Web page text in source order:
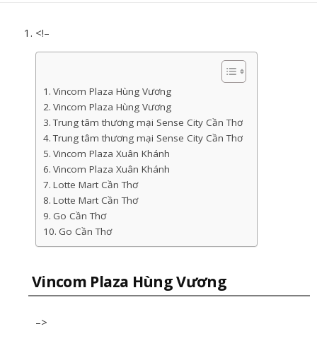
<!–
Vincom Plaza Hùng Vương
Vincom Plaza Hùng Vương
Trung tâm thương mại Sense City Cần Thơ
Trung tâm thương mại Sense City Cần Thơ
Vincom Plaza Xuân Khánh
Vincom Plaza Xuân Khánh
Lotte Mart Cần Thơ
Lotte Mart Cần Thơ
Go Cần Thơ
Go Cần Thơ
Vincom Plaza Hùng Vương
–>